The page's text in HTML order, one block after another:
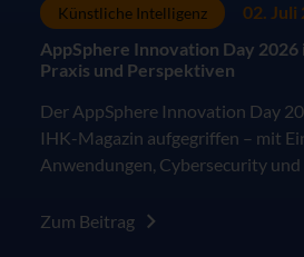
Künstliche Intelligenz
02. Juli
AppSphere Innovation Day 2026
Praxis und Perspektiven
Der AppSphere Innovation Day
IHK-Magazin aufgegriffen – mit
Anwendungen, Cybersecurity und
Zum Beitrag